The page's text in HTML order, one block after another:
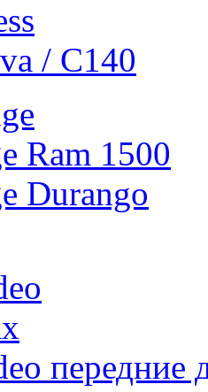
/ C140
Ram 1500
Durango
передние